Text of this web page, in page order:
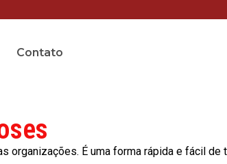
Contato
organizações. É uma forma rápida e fácil de